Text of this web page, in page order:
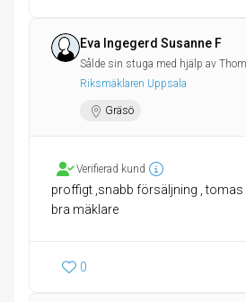
Eva Ingegerd Susanne F
Sålde sin stuga med hjälp av
Riksmäklaren Uppsala
Gräsö
Verifierad kund
proffigt ,snabb försäljning ,
bra mäklare
0